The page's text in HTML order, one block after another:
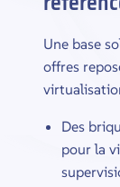
Une base
offres
Des
pour la